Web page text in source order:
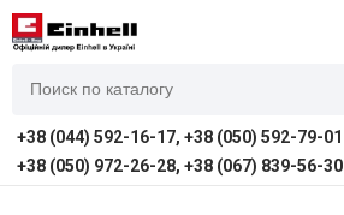
+38 (044) 592-16-17, +38 (050) 592-79-01
+38 (050) 972-26-28, +38 (067) 839-56-30